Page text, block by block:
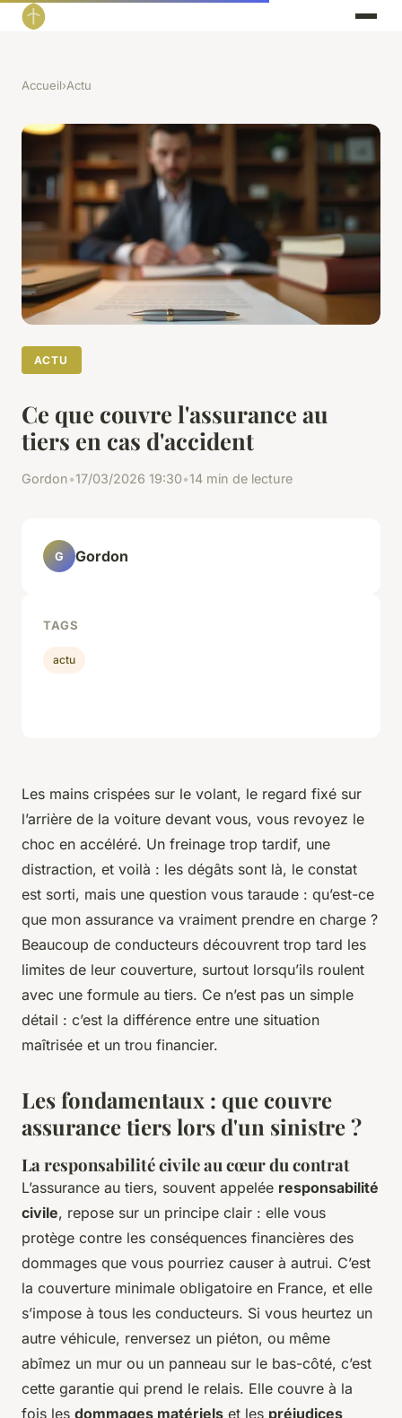
Accueil›Actu
ACTU
Ce que couvre l'assurance au
tiers en cas d'accident
Gordon•17/03/2026 19:30•14 min de lecture
Les mains crispées sur le volant, le regard fixé sur
l’arrière de la voiture devant vous, vous revoyez le
choc en accéléré. Un freinage trop tardif, une
distraction, et voilà : les dégâts sont là, le constat
est sorti, mais une question vous taraude : qu’est-ce
que mon assurance va vraiment prendre en charge ?
Beaucoup de conducteurs découvrent trop tard les
limites de leur couverture, surtout lorsqu’ils roulent
avec une formule au tiers. Ce n’est pas un simple
détail : c’est la différence entre une situation
maîtrisée et un trou financier.
Les fondamentaux : que couvre
assurance tiers lors d'un sinistre ?
La responsabilité civile au cœur du contrat
L’assurance au tiers, souvent appelée responsabilité
civile, repose sur un principe clair : elle vous
protège contre les conséquences financières des
dommages que vous pourriez causer à autrui. C’est
la couverture minimale obligatoire en France, et elle
s’impose à tous les conducteurs. Si vous heurtez un
autre véhicule, renversez un piéton, ou même
abîmez un mur ou un panneau sur le bas-côté, c’est
cette garantie qui prend le relais. Elle couvre à la
fois les dommages matériels et les préjudices
G Gordon
TAGS
actu